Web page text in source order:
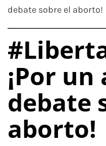
debate sobre el aborto!
¡Por
debate
aborto!